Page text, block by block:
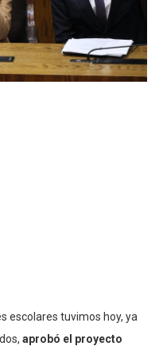
escolares tuvimos hoy, ya
aprobó el proyecto